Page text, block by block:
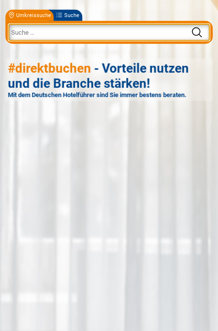
Umkreissuche Suche
#direktbuchen - Vorteile nutzen
und die Branche stärken!
Mit dem Deutschen Hotelführer sind Sie immer bestens beraten.